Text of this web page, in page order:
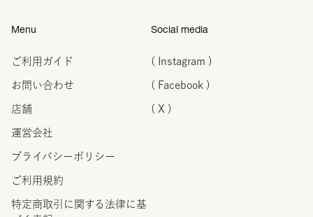
Menu
ご利用ガイド
お問い合わせ
店舗
運営会社
プライバシーポリシー
ご利用規約
特定商取引に関する法律に 基
Social media
( Instagram )
( Facebook )
( X )